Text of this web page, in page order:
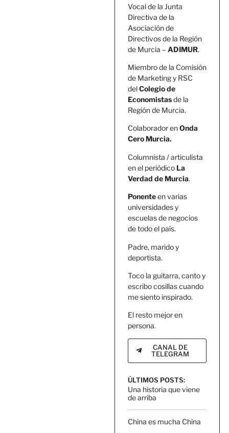
Vocal de la Junta
Directiva de la
Asociación de
Directivos de la Región
de Murcia – ADIMUR.
Miembro de la Comisión
de Marketing y RSC
delColegio de
Economistasde la
Región de Murcia.
Colaborador enOnda
Cero Murcia.
Columnista / articulista
en el periódico La
Verdad de Murcia.
Ponenteen varias
universidades y
escuelas de negocios
de todo el país.
Padre, marido y
deportista.
Toco la guitarra, canto y
escribo cosillas cuando
me siento inspirado.
El resto mejor en
persona.
CANAL DE
TELEGRAM
ÚLTIMOS POSTS:
Una historia que viene
de arriba
China es mucha China